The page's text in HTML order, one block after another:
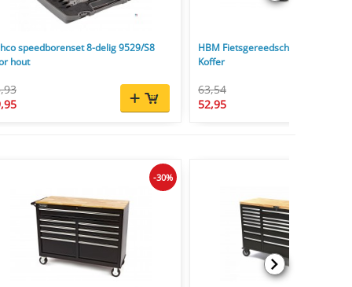
speedborenset 8-delig 9529/S8
hout
HBM Fietsgereedschap Set 22-
Koffer
63,54
52,95
-30%